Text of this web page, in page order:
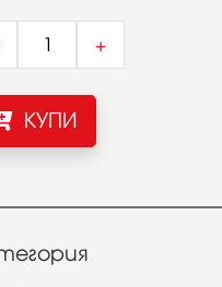
+
КУПИ